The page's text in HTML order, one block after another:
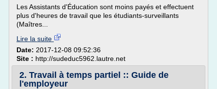
Les Assistants d'Éducation sont moins payés et effectuent
plus d'heures de travail que les étudiants-surveillants
(Maîtres...
Lire la suite
Date: 2017-12-08 09:52:36
Site : http://sudeduc5962.lautre.net
2. Travail à temps partiel :: Guide de
l'employeur